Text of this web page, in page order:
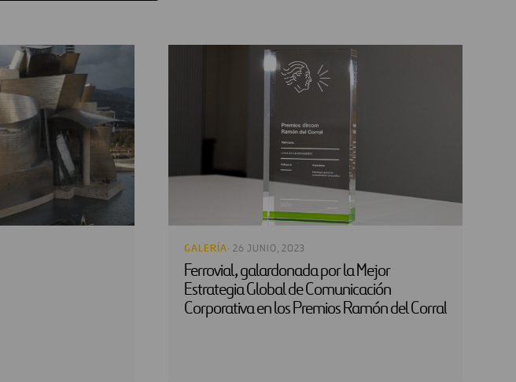
GALERÍA· 26 JUNIO, 2023
Ferrovial, galardonada por la Mejor
Estrategia Global de Comunicación
Corporativa en los Premios Ramón del Corral